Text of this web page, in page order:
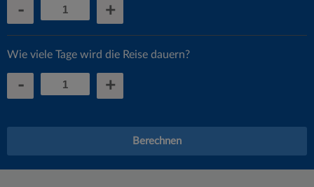
- +
Wie viele Tage wird die Reise dauern?
- +
Berechnen